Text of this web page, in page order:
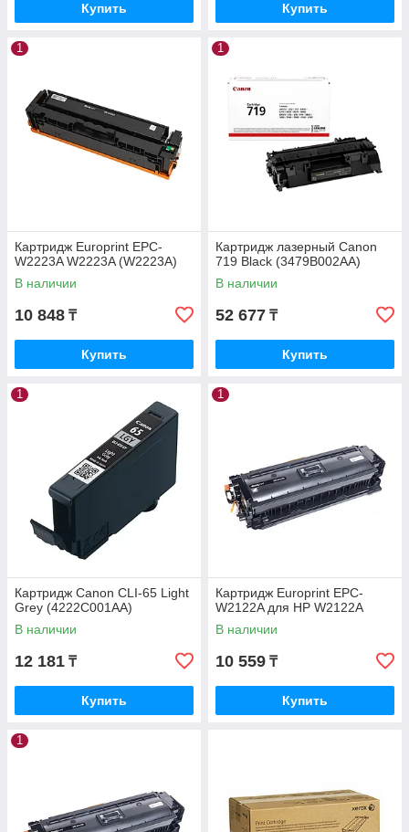
Купить Купить
1
Картридж Europrint EPC-
W2223A W2223A (W2223A)
В наличии
10 848 ₸
Купить
1
Картридж лазерный Canon
719 Black (3479B002AA)
В наличии
52 677 ₸
Купить
1
Картридж Canon CLI-65 Light
Grey (4222C001AA)
В наличии
12 181 ₸
Купить
1
Картридж Europrint EPC-
W2122A для HP W2122A
В наличии
10 559 ₸
Купить
1